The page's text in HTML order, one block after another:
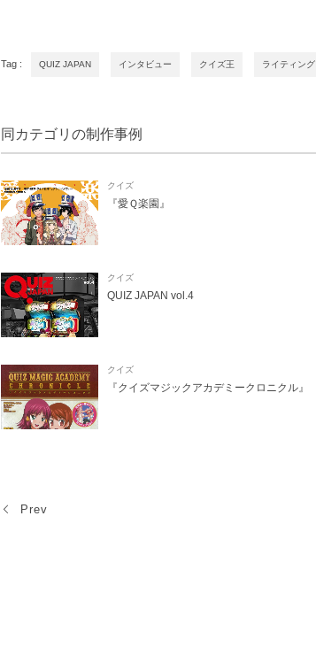
Tag : QUIZ JAPAN インタビュー クイズ王 ライティング
同カテゴリの制作事例
クイズ
『愛Ｑ楽園』
クイズ
QUIZ JAPAN vol.4
クイズ
『クイズマジックアカデミークロニクル』
Prev